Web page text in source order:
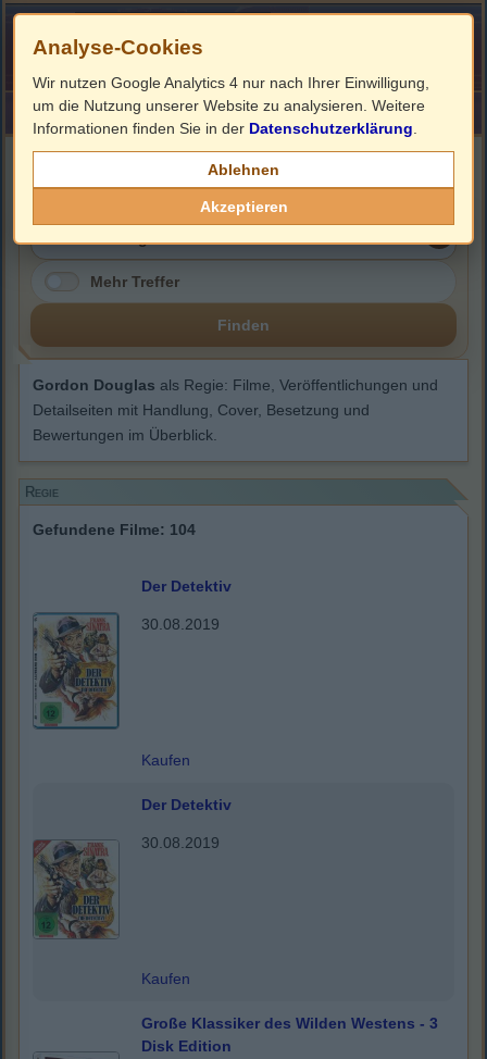
HOME ImpressumLinks
Gordon Douglas
Mehr Treffer
Finden
Gordon Douglas als Regie: Filme, Veröffentlichungen und
Detailseiten mit Handlung, Cover, Besetzung und
Bewertungen im Überblick.
Regie
Gefundene Filme: 104
Der Detektiv
30.08.2019
Kaufen
Der Detektiv
30.08.2019
Kaufen
Große Klassiker des Wilden Westens - 3
Disk Edition
Analyse-Cookies
Wir nutzen Google Analytics 4 nur nach Ihrer Einwilligung,
um die Nutzung unserer Website zu analysieren. Weitere
Informationen finden Sie in der Datenschutzerklärung
Ablehnen
Akzeptieren